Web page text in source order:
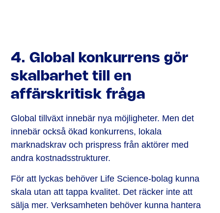
4. Global konkurrens gör
skalbarhet till en
affärskritisk fråga
Global tillväxt innebär nya möjligheter. Men det
innebär också ökad konkurrens, lokala
marknadskrav och prispress från aktörer med
andra kostnadsstrukturer.
För att lyckas behöver Life Science-bolag kunna
skala utan att tappa kvalitet. Det räcker inte att
sälja mer. Verksamheten behöver kunna hantera